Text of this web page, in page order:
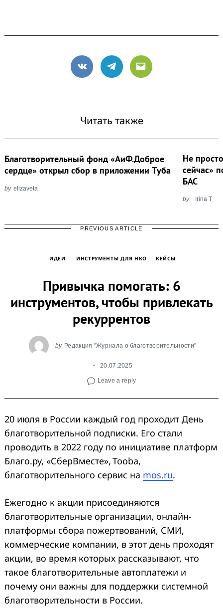
VK Telegram
Email
Читать также
Благотворительный фонд «АиФ.Доброе
сердце» открыл сбор в приложении Tуба
by elizaveta
Не
сейчас»
БАС
by Irina T
PREVIOUS ARTICLE
ИДЕИ ИНСТРУМЕНТЫ ДЛЯ НКО КЕЙСЫ
Привычка помогать: 6
инструментов, чтобы привлекать
рекуррентов
by Редакция "Журнала о благотворительности"
20.07.2025
Leave a reply
20 июля в России каждый год проходит День
благотворительной подписки. Его стали
проводить в 2022 году по инициативе платформ
Благо.ру, «СберВместе», Tooba,
благотворительного сервис на mos.ru.
Ежегодно к акции присоединяются
благотворительные организации, онлайн-
платформы сбора пожертвований, СМИ,
коммерческие компании, в этот день проходят
акции, во время которых рассказывают, что
такое благотворительные автоплатежи и
почему они важны для поддержки системной
благотворительности в России.